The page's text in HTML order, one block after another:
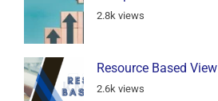
2.8k views
Resource Based
2.6k views